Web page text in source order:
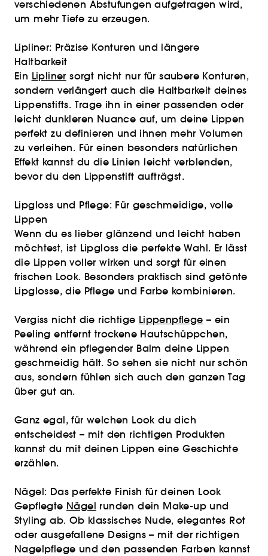
verschiedenen Abstufungen aufgetragen wird,
um mehr Tiefe zu erzeugen.
Lipliner: Präzise Konturen und längere
Haltbarkeit
Ein Lipliner sorgt nicht nur für saubere Konturen,
sondern verlängert auch die Haltbarkeit deines
Lippenstifts. Trage ihn in einer passenden oder
leicht dunkleren Nuance auf, um deine Lippen
perfekt zu definieren und ihnen mehr Volumen
zu verleihen. Für einen besonders natürlichen
Effekt kannst du die Linien leicht verblenden,
bevor du den Lippenstift aufträgst.
Lipgloss und Pflege: Für geschmeidige, volle
Lippen
Wenn du es lieber glänzend und leicht haben
möchtest, ist Lipgloss die perfekte Wahl. Er lässt
die Lippen voller wirken und sorgt für einen
frischen Look. Besonders praktisch sind getönte
Lipglosse, die Pflege und Farbe kombinieren.
Vergiss nicht die richtige Lippenpflege – ein
Peeling entfernt trockene Hautschüppchen,
während ein pflegender Balm deine Lippen
geschmeidig hält. So sehen sie nicht nur schön
aus, sondern fühlen sich auch den ganzen Tag
über gut an.
Ganz egal, für welchen Look du dich
entscheidest – mit den richtigen Produkten
kannst du mit deinen Lippen eine Geschichte
erzählen.
Nägel: Das perfekte Finish für deinen Look
Gepflegte Nägel runden dein Make-up und
Styling ab. Ob klassisches Nude, elegantes Rot
oder ausgefallene Designs – mit der richtigen
Nagelpflege und den passenden Farben kannst